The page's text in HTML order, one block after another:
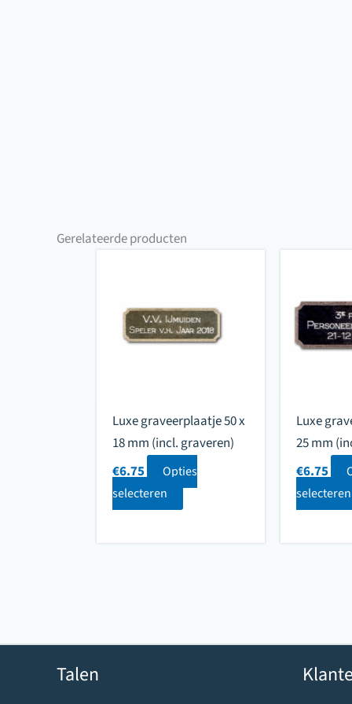
Gerelateerde producten
Luxe graveerplaatje 50 x
18 mm (incl. graveren)
€6.75
Opties
selecteren
Luxe
25 mm
€6.75
selecteren
Talen